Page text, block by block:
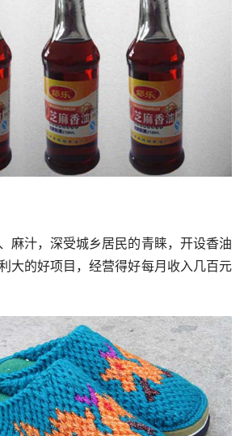
麻汁，深受城乡居民的青睐，开设香油
大的好项目，经营得好每月收入几百元